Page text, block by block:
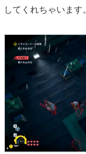
してくれちゃいます。